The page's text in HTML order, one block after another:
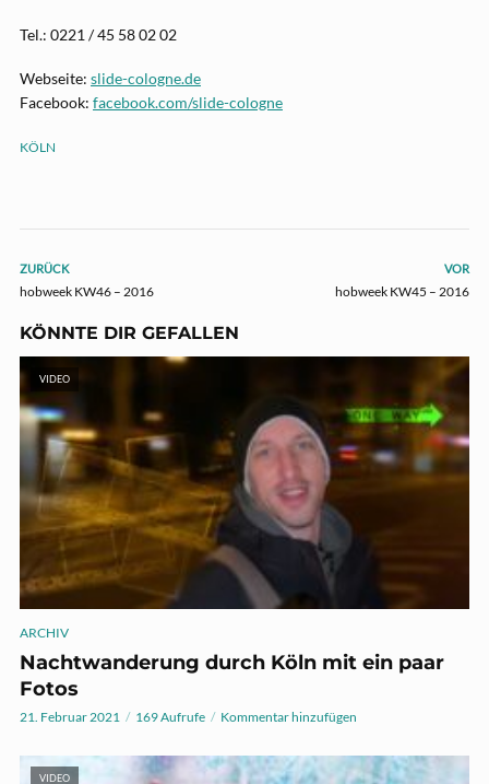
Tel.: 0221 / 45 58 02 02
Webseite: slide-cologne.de
Facebook: facebook.com/slide-cologne
KÖLN
ZURÜCK
hobweek KW46 – 2016
VOR
hobweek KW45 – 2016
KÖNNTE DIR GEFALLEN
VIDEO
ARCHIV
Nachtwanderung durch Köln mit ein paar
Fotos
21. Februar 2021 169 Aufrufe Kommentar hinzufügen
VIDEO